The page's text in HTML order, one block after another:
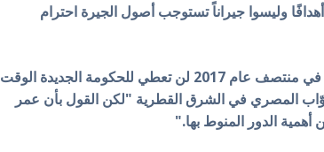
وليسوا جيراناً تستوجب أصول الجيرة احترام
وتعليقاً على القول بأن الانتخابات البرلمانية المزمع اقامتها في منتصف عام 2017 لن تعطي للحكومة الجديدة الوقت
أوّاب المصري في الشرق القطرية "لكن القول بأن عمر
أهمية الدور المنوط بها."